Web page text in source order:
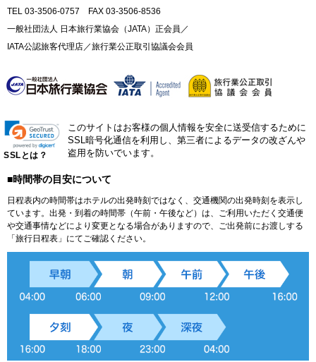
TEL 03-3506-0757 FAX 03-3506-8536
一般社団法人 日本旅行業協会（JATA）正会員／
IATA公認旅客代理店／旅行業公正取引協議会会員
SSLとは？
このサイトはお客様の個人情報を安全に送受信するために
SSL暗号化通信を利用し、第三者によるデータの改ざんや
盗用を防いでいます。
■時間帯の目安について
日程表内の時間帯はホテルの出発時刻ではなく、交通機関の出発時刻を表示し
ています。出発・到着の時間帯（午前・午後など）は、ご利用いただく交通便
や交通事情などにより変更となる場合がありますので、ご出発前にお渡しする
「旅行日程表」にてご確認ください。